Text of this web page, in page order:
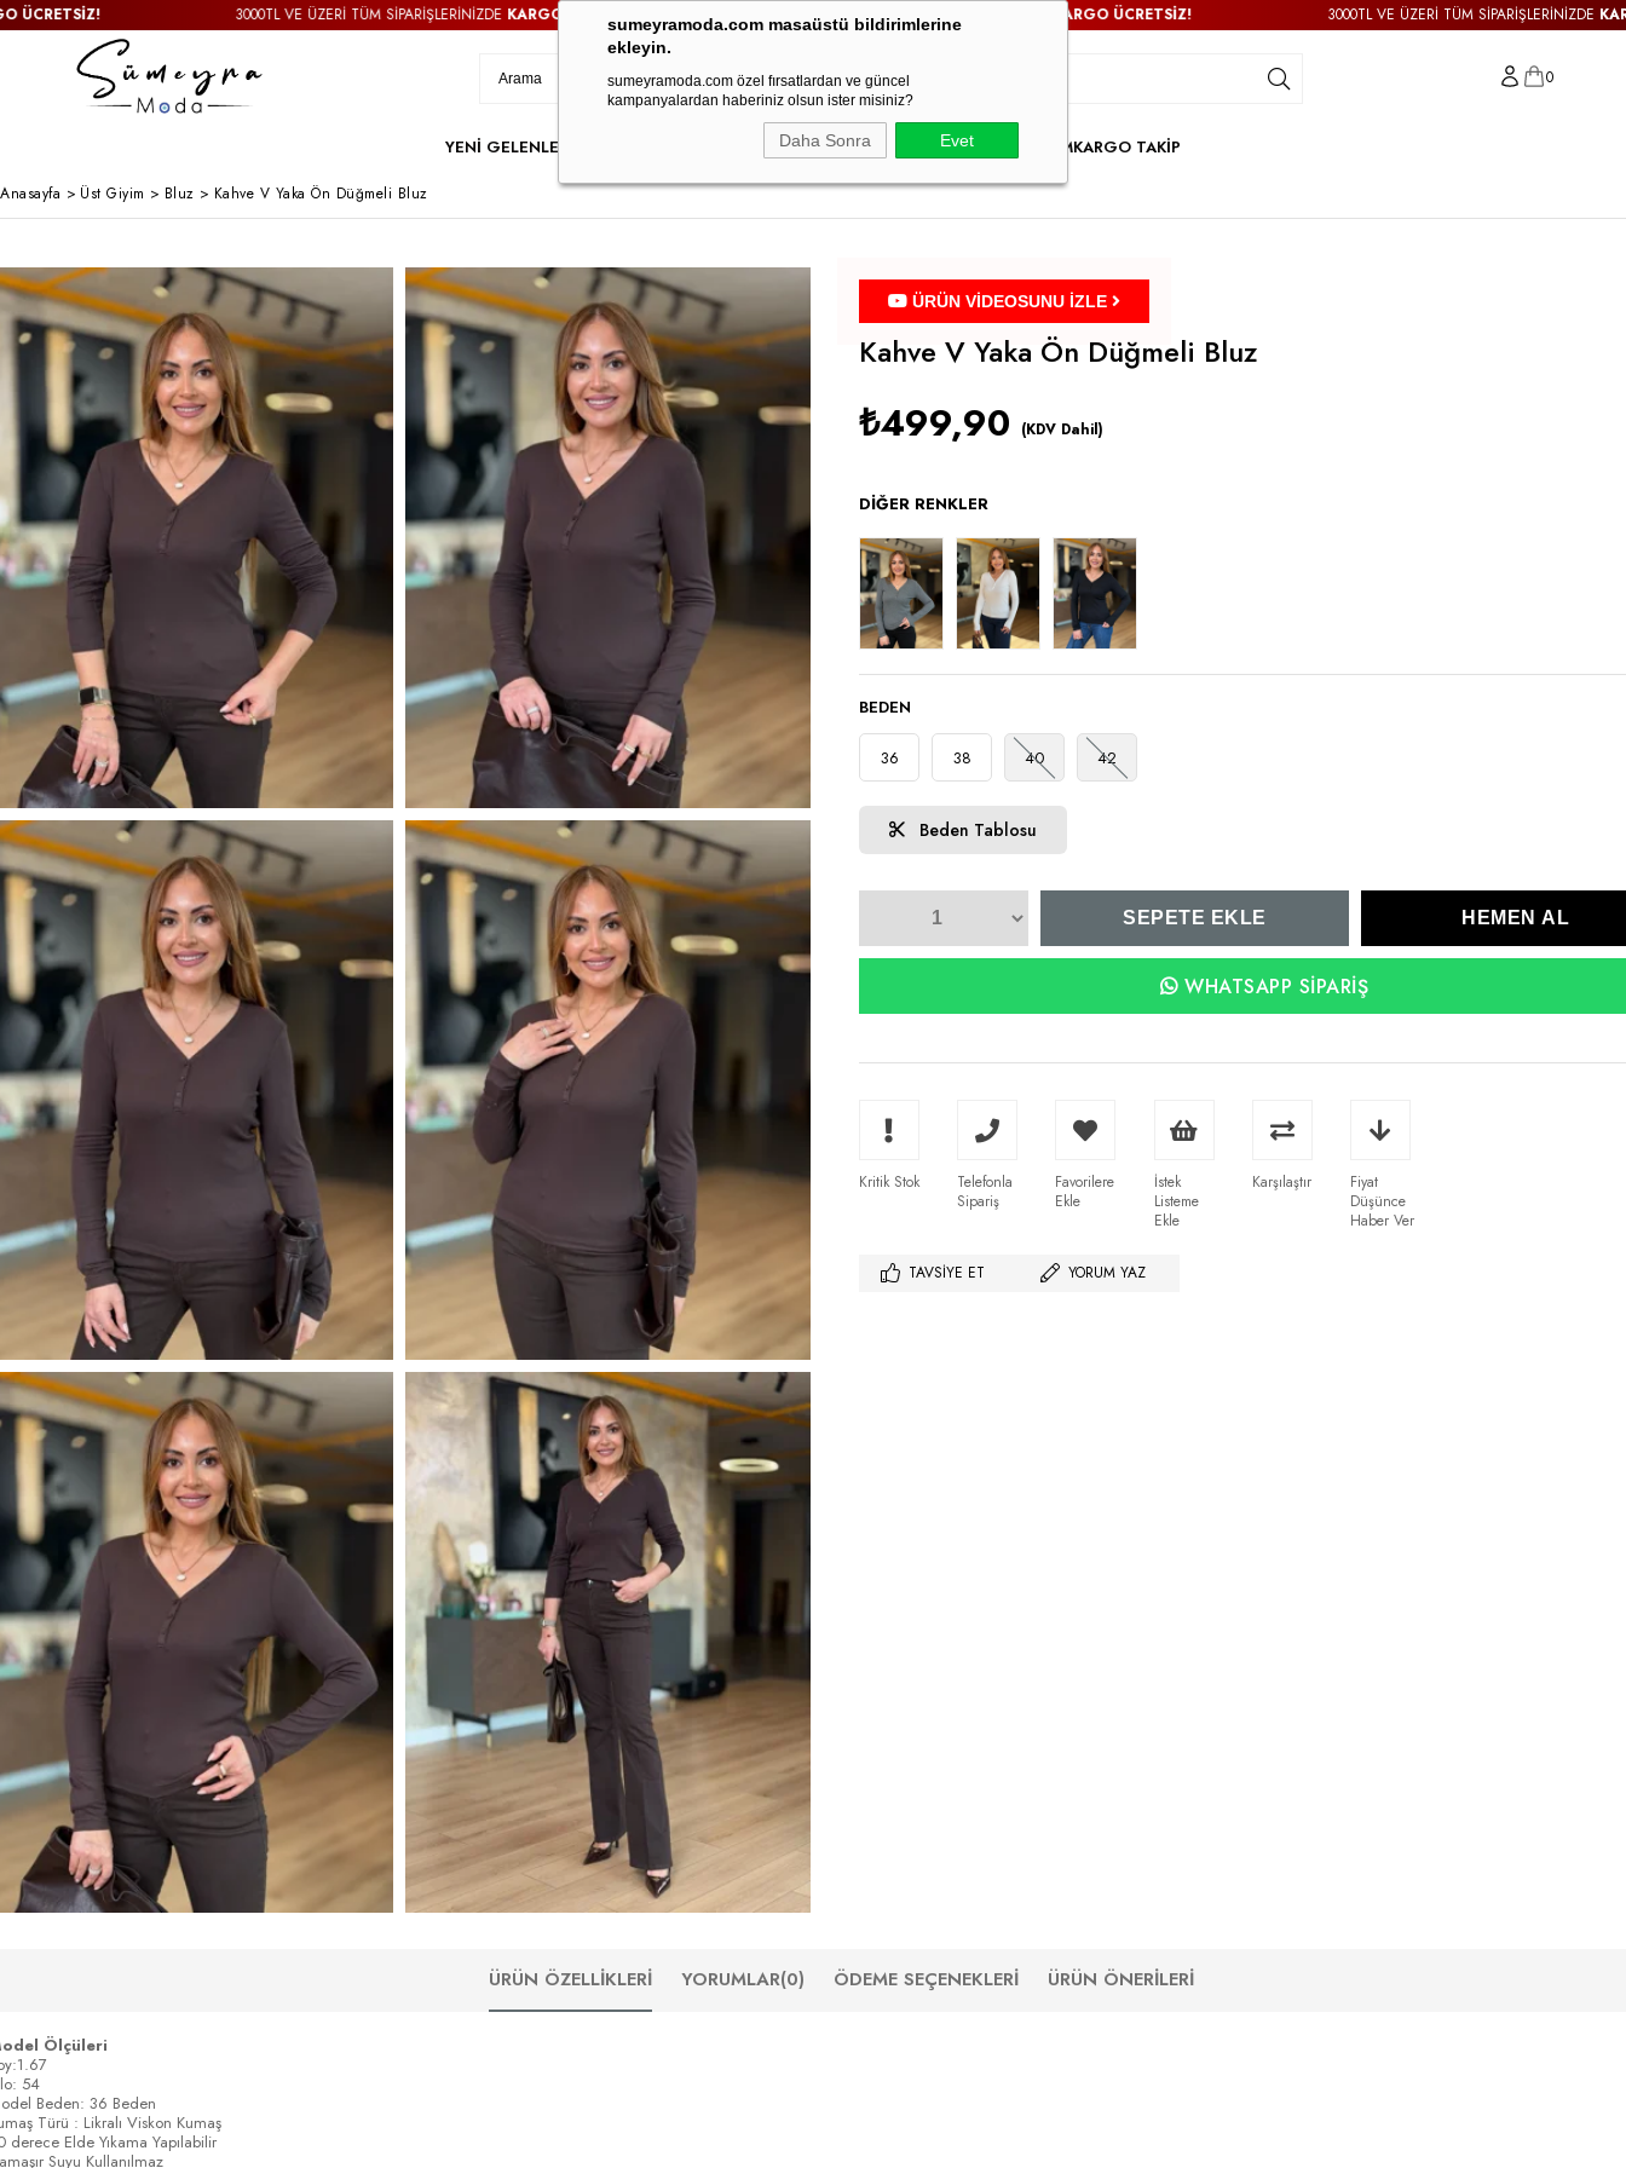
sumeyramoda.com masaüstü bildirimlerine
ekleyin.
sumeyramoda.com özel fırsatlardan ve güncel
kampanyalardan haberiniz olsun ister misiniz?
Daha Sonra Evet
3000TL VE ÜZERİ TÜM SİPARİŞLERİNİZDEKARGO ÜCRETSİZ! 3000TL VE ÜZERİ TÜM SİPARİŞLERİNİZDE KARGO ÜCRETSİZ! 3000TL VE ÜZERİ TÜM SİPARİŞLERİNİZDEKARGO
0
YENİ GELENLER ALT GİYİMDIŞ GİYİMTAKIM PARTY WEAR İNDİRİMKARGO TAKİP
Anasayfa > Üst Giyim > Bluz > Kahve V Yaka Ön Düğmeli Bluz
ÜRÜN VİDEOSUNU İZLE
Kahve V Yaka Ön Düğmeli Bluz
₺499,90 (KDV Dahil)
DIĞER RENKLER
BEDEN
36 38 40 42
Beden Tablosu
WHATSAPP SIPARIŞ
Kritik Stok
Telefonla
Sipariş
Favorilere
Ekle
İstek
Listeme
Ekle
Karşılaştır
Fiyat
Düşünce
Haber Ver
TAVSIYE ET YORUM YAZ
ÜRÜN ÖZELLIKLERI YORUMLAR(0) ÖDEME SEÇENEKLERI ÜRÜN ÖNERILERI
Ölçüleri
54
Beden: 36 Beden
Türü : Likralı Viskon Kumaş
derece Elde Yıkama Yapılabilir
Suyu Kullanılmaz